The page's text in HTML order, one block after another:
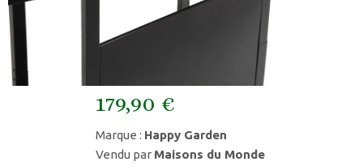
179,90 €
Marque : Happy Garden
Vendu par Maisons du Monde